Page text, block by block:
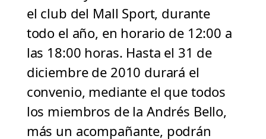
el club del Mall Sport, durante
todo el año, en horario de 12:00 a
las 18:00 horas. Hasta el 31 de
diciembre de 2010 durará el
convenio, mediante el que todos
los miembros de la Andrés Bello,
más un acompañante, podrán